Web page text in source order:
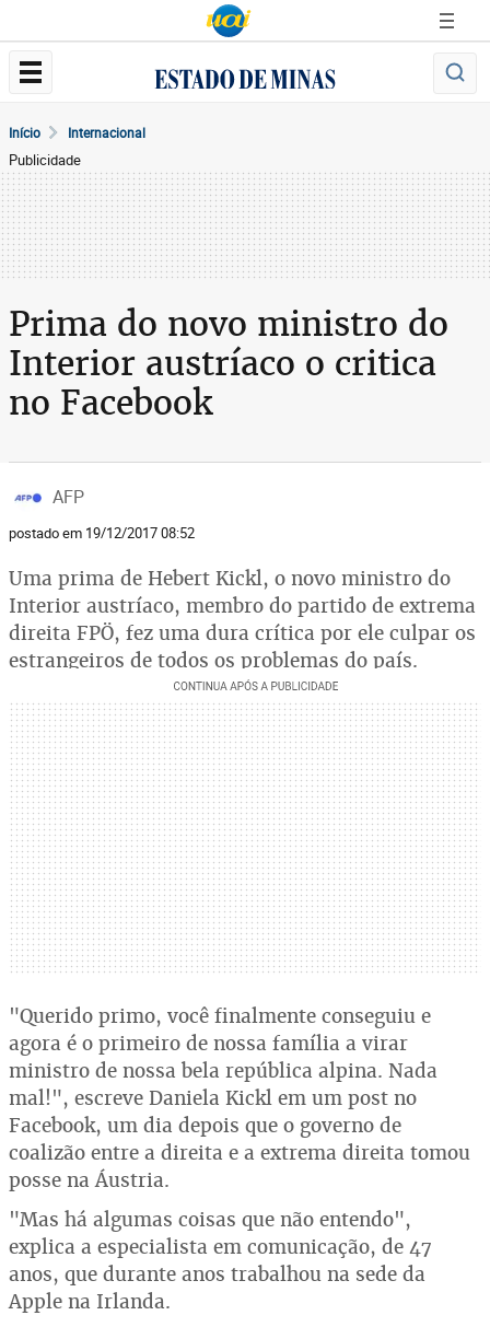
Início Internacional
Publicidade
Prima do novo ministro do
Interior austríaco o critica
no Facebook
AFP
postado em 19/12/2017 08:52
Uma prima de Hebert Kickl, o novo ministro do
Interior austríaco, membro do partido de extrema
direita FPÖ, fez uma dura crítica por ele culpar os
estrangeiros de todos os problemas do país.
"Querido primo, você finalmente conseguiu e
agora é o primeiro de nossa família a virar
ministro de nossa bela república alpina. Nada
mal!", escreve Daniela Kickl em um post no
Facebook, um dia depois que o governo de
coalizão entre a direita e a extrema direita tomou
posse na Áustria.
"Mas há algumas coisas que não entendo",
explica a especialista em comunicação, de 47
anos, que durante anos trabalhou na sede da
Apple na Irlanda.